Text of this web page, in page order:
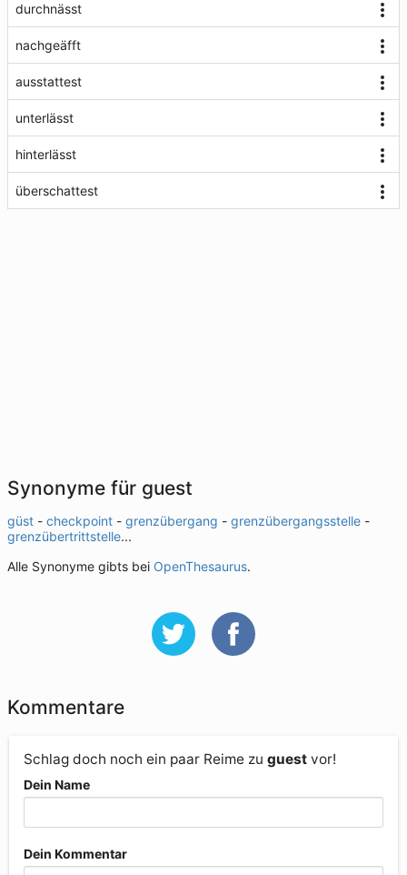
durchnässt
nachgeäfft
ausstattest
unterlässt
hinterlässt
überschattest
Synonyme für guest
güst - checkpoint - grenzübergang - grenzübergangsstelle -
grenzübertrittstelle...
Alle Synonyme gibts bei OpenThesaurus.
Kommentare
Schlag doch noch ein paar Reime zu guest vor!
Dein Name
Dein Kommentar